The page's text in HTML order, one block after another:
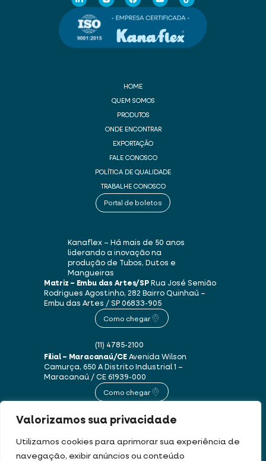
Valorizamos sua privacidade
Utilizamos cookies para aprimorar sua experiência de
navegação, exibir anúncios ou conteúdo
HOME
QUEM SOMOS
PRODUTOS
ONDE ENCONTRAR
EXPORTAÇÃO
FALE CONOSCO
POLÍTICA DE QUALIDADE
TRABALHE CONOSCO
Portal de boletos
Kanaflex – Há mais de 50 anos
liderando a inovação na
produção de Tubos, Dutos e
Mangueiras
Matriz – Embu das Artes/SPRua José Semião
Rodrigues Agostinho, 282 Bairro Quinhaú –
Embu das Artes / SP06833-905
Como chegar
(11) 4785-2100
Filial – Maracanaú/CEAvenida Wilson
Camurça, 650 ADistrito Industrial 1 –
Maracanaú / CE61939-000
Como chegar
(85) 3250-1235